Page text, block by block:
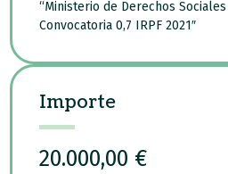
“Ministerio de Derechos
Convocatoria 0,7 IRPF 2021″
Importe
20.000,00 €